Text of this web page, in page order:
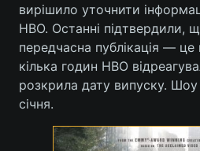
Екологія
Лонгріди
Відео з Youtube
Інтерв'ю
вирішило уточнити
HBO. Останні підтвердили,
передчасна публікація —
кілька годин HBO
розкрила дату випуску. Шоу
січня.